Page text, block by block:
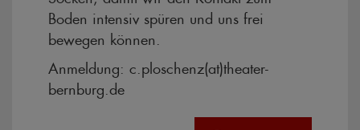
Boden intensiv spüren und uns frei
bewegen können.
Anmeldung: c.ploschenz(at)theater-
bernburg.de